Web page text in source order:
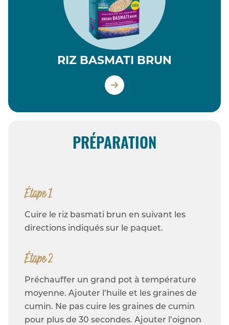
RIZ BASMATI BRUN
PRÉPARATION
Étape 1
Cuire le riz basmati brun en suivant les
directions indiqués sur le paquet.
Étape 2
Préchauffer un grand pot à température
moyenne. Ajouter l’huile et les graines de
cumin. Ne pas cuire les graines de cumin
pour plus de 30 secondes. Ajouter l’oignon